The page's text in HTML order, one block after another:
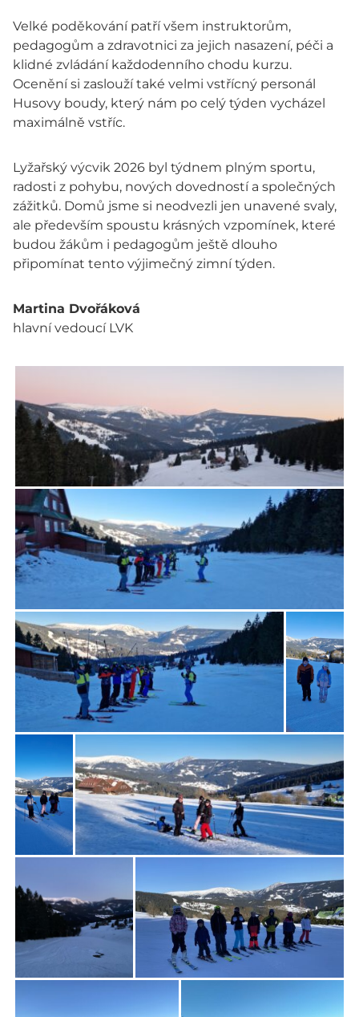
Velké poděkování patří všem instruktorům,
pedagogům a zdravotnici za jejich nasazení, péči a
klidné zvládání každodenního chodu kurzu.
Ocenění si zaslouží také velmi vstřícný personál
Husovy boudy, který nám po celý týden vycházel
maximálně vstříc.
Lyžařský výcvik 2026 byl týdnem plným sportu,
radosti z pohybu, nových dovedností a společných
zážitků. Domů jsme si neodvezli jen unavené svaly,
ale především spoustu krásných vzpomínek, které
budou žákům i pedagogům ještě dlouho
připomínat tento výjimečný zimní týden.
Martina Dvořáková
hlavní vedoucí LVK